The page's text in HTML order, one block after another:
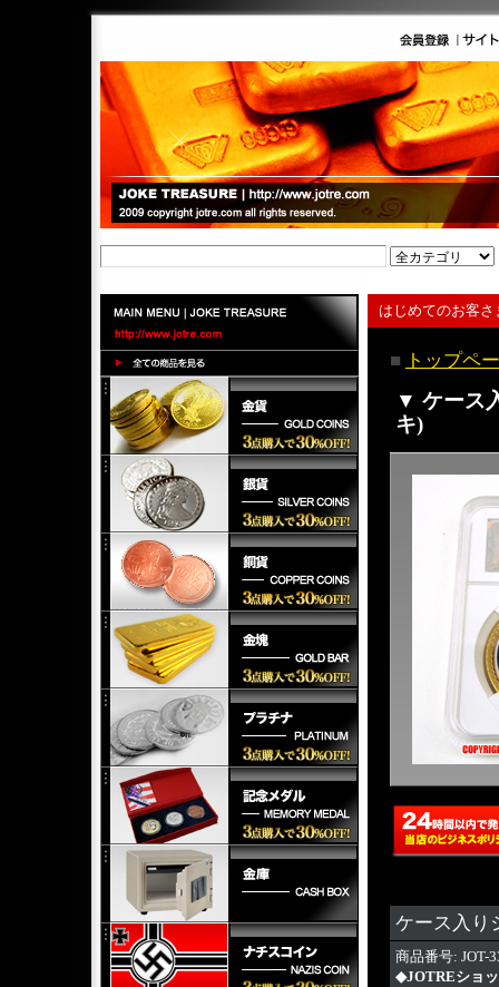
■ トップペ
はじめてのお客
▼ ケース
キ)
ケース入り
商品番号: JOT-
◆JOTREショ